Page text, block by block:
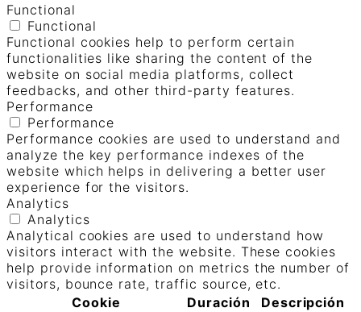
Functional
Functional
Functional cookies help to perform certain
functionalities like sharing the content of the
website on social media platforms, collect
feedbacks, and other third-party features.
Performance
Performance
Performance cookies are used to understand and
analyze the key performance indexes of the
website which helps in delivering a better user
experience for the visitors.
Analytics
Analytics
Analytical cookies are used to understand how
visitors interact with the website. These cookies
help provide information on metrics the number of
visitors, bounce rate, traffic source, etc.
Cookie
Duración Descripción